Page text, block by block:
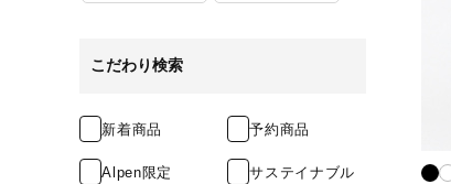
こだわり検索
新着商品 予約商品
Alpen限定 サステイナブル